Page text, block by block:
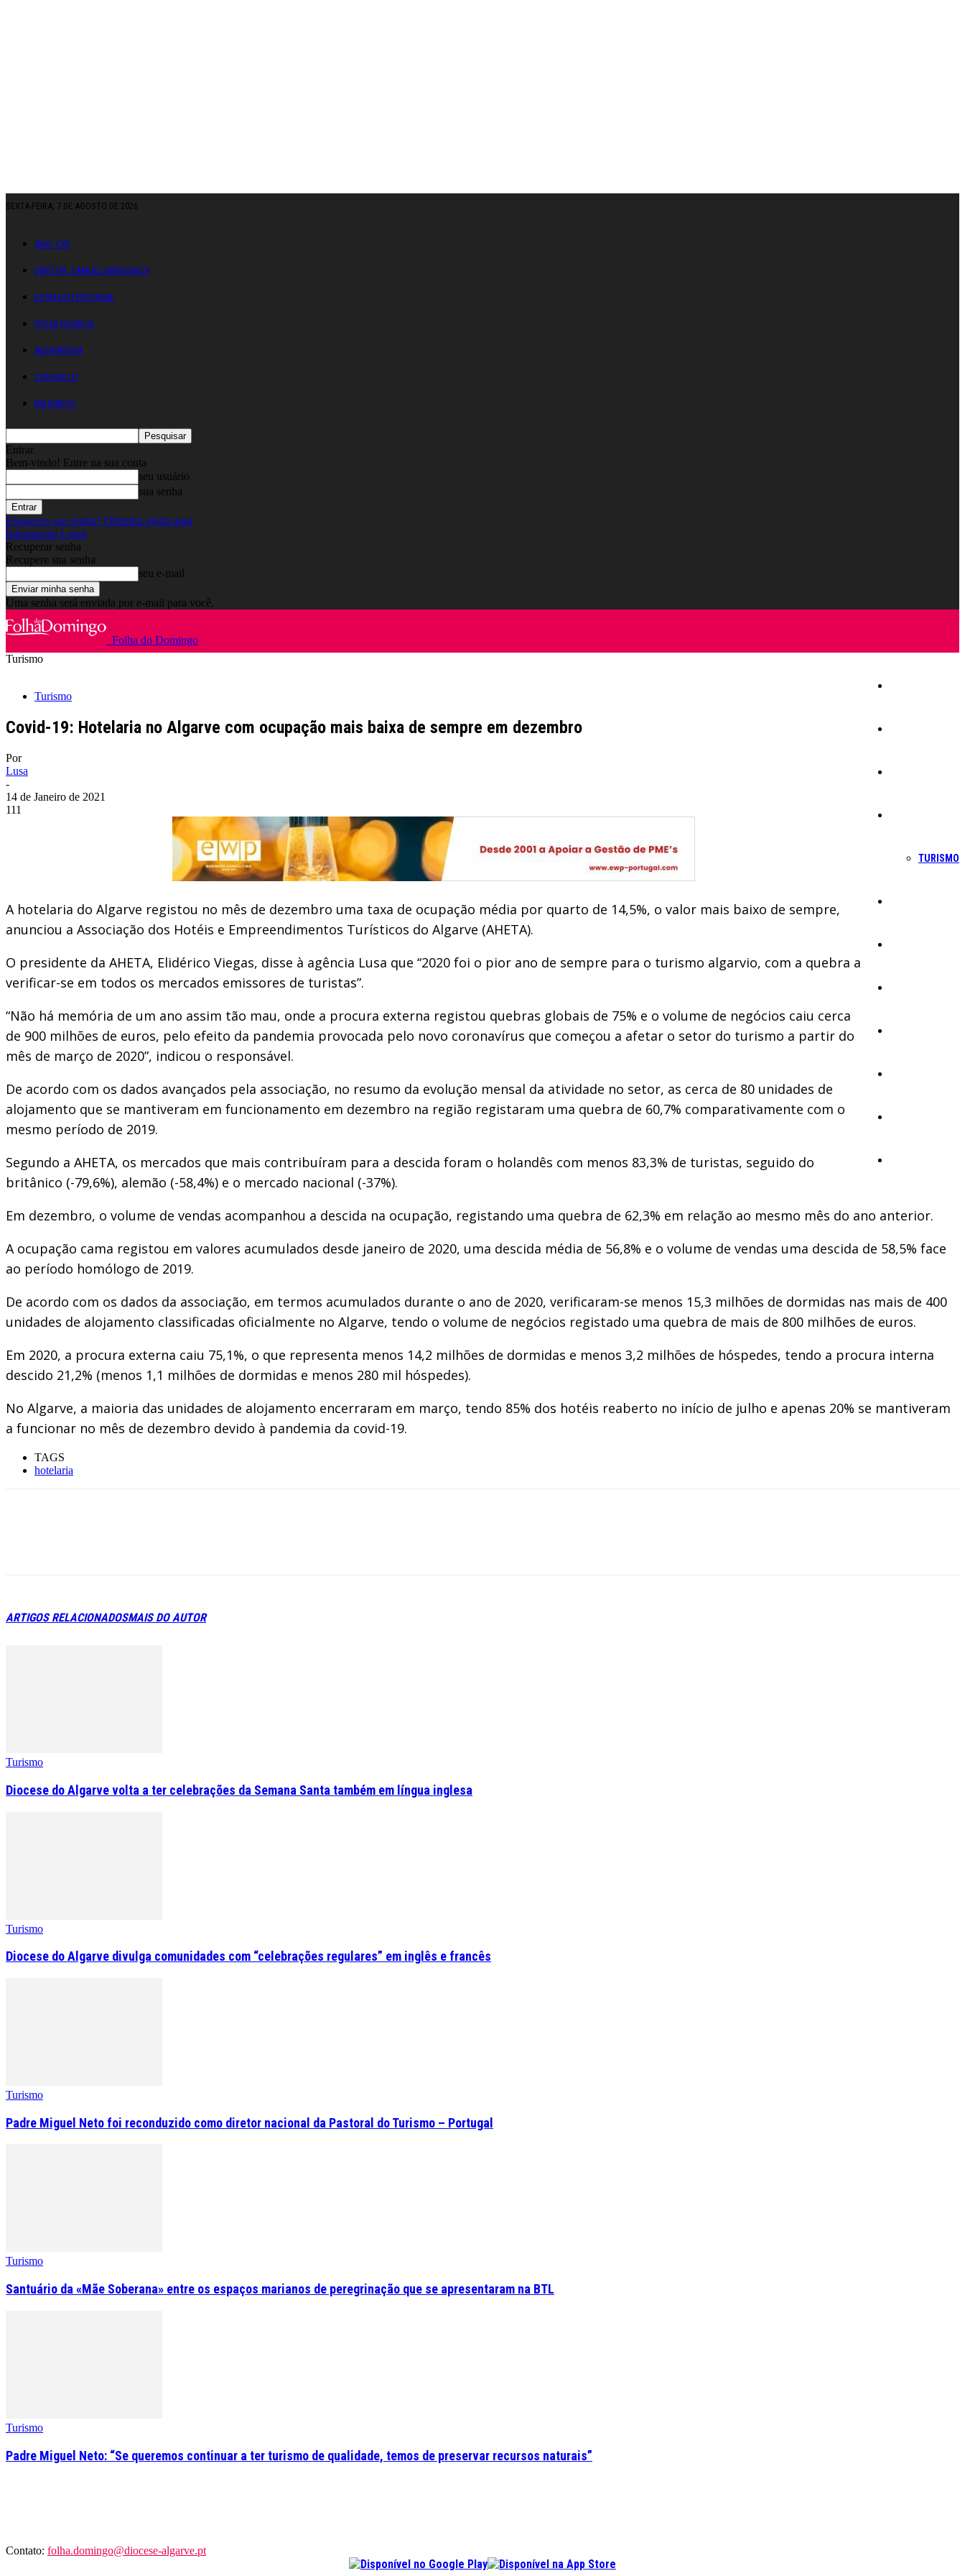
SEXTA-FEIRA, 7 DE AGOSTO DE 2026
ANO: CXII
DIRETOR: SAMUEL MENDONÇA
ESTATUTO EDITORIAL
FICHA TÉCNICA
ASSINATURA
CONTACTO
EM DIRETO
Entrar
Bem-vindo! Entre na sua conta
seu usuário
sua senha
Esqueceu sua senha? Obtenha ajuda aqui
Informação Legal
Recuperar senha
Recupere sua senha
seu e-mail
Uma senha será enviada por e-mail para você.
Folha do Domingo
TURISMO
Turismo
Turismo
Covid-19: Hotelaria no Algarve com ocupação mais baixa de sempre em dezembro
Por
Lusa
-
14 de Janeiro de 2021
111
A hotelaria do Algarve registou no mês de dezembro uma taxa de ocupação média por quarto de 14,5%, o valor mais baixo de sempre,
anunciou a Associação dos Hotéis e Empreendimentos Turísticos do Algarve (AHETA).
O presidente da AHETA, Elidérico Viegas, disse à agência Lusa que “2020 foi o pior ano de sempre para o turismo algarvio, com a quebra a
verificar-se em todos os mercados emissores de turistas”.
“Não há memória de um ano assim tão mau, onde a procura externa registou quebras globais de 75% e o volume de negócios caiu cerca
de 900 milhões de euros, pelo efeito da pandemia provocada pelo novo coronavírus que começou a afetar o setor do turismo a partir do
mês de março de 2020”, indicou o responsável.
De acordo com os dados avançados pela associação, no resumo da evolução mensal da atividade no setor, as cerca de 80 unidades de
alojamento que se mantiveram em funcionamento em dezembro na região registaram uma quebra de 60,7% comparativamente com o
mesmo período de 2019.
Segundo a AHETA, os mercados que mais contribuíram para a descida foram o holandês com menos 83,3% de turistas, seguido do
britânico (-79,6%), alemão (-58,4%) e o mercado nacional (-37%).
Em dezembro, o volume de vendas acompanhou a descida na ocupação, registando uma quebra de 62,3% em relação ao mesmo mês do ano anterior.
A ocupação cama registou em valores acumulados desde janeiro de 2020, uma descida média de 56,8% e o volume de vendas uma descida de 58,5% face
ao período homólogo de 2019.
De acordo com os dados da associação, em termos acumulados durante o ano de 2020, verificaram-se menos 15,3 milhões de dormidas nas mais de 400
unidades de alojamento classificadas oficialmente no Algarve, tendo o volume de negócios registado uma quebra de mais de 800 milhões de euros.
Em 2020, a procura externa caiu 75,1%, o que representa menos 14,2 milhões de dormidas e menos 3,2 milhões de hóspedes, tendo a procura interna
descido 21,2% (menos 1,1 milhões de dormidas e menos 280 mil hóspedes).
No Algarve, a maioria das unidades de alojamento encerraram em março, tendo 85% dos hotéis reaberto no início de julho e apenas 20% se mantiveram
a funcionar no mês de dezembro devido à pandemia da covid-19.
TAGS
hotelaria
ARTIGOS RELACIONADOSMAIS DO AUTOR
Turismo
Diocese do Algarve volta a ter celebrações da Semana Santa também em língua inglesa
Turismo
Diocese do Algarve divulga comunidades com “celebrações regulares” em inglês e francês
Turismo
Padre Miguel Neto foi reconduzido como diretor nacional da Pastoral do Turismo – Portugal
Turismo
Santuário da «Mãe Soberana» entre os espaços marianos de peregrinação que se apresentaram na BTL
Turismo
Padre Miguel Neto: “Se queremos continuar a ter turismo de qualidade, temos de preservar recursos naturais”
Contato: folha.domingo@diocese-algarve.pt